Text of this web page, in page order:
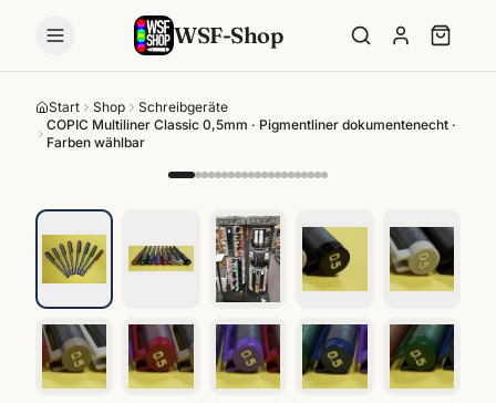
WSF-Shop
Start Shop
Schreibgeräte
COPIC Multiliner Classic 0,5mm · Pigmentliner dokumentenecht ·
Farben wählbar